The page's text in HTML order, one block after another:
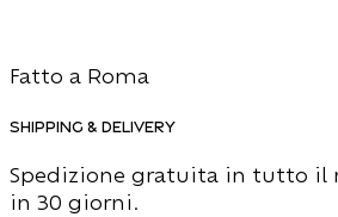
Fatto a Roma
Shipping & Delivery
Spedizione gratuita in tutto il
in 30 giorni.